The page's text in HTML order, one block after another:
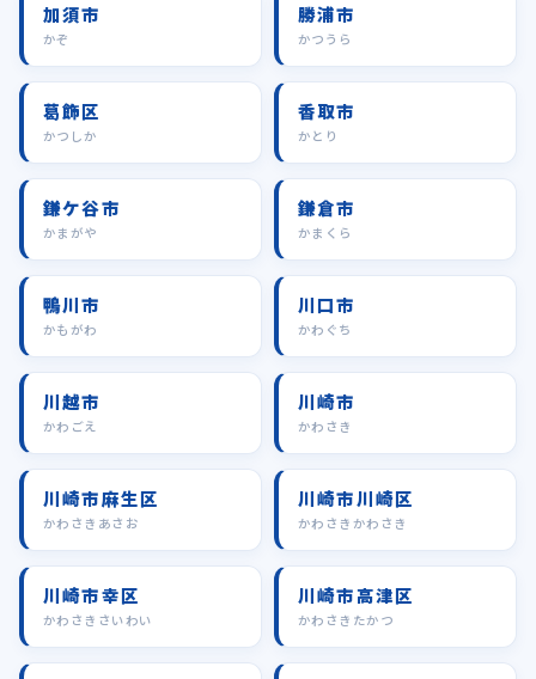
加須市
かぞ
勝浦市
かつうら
葛飾区
かつしか
香取市
かとり
鎌ケ谷市
かまがや
鎌倉市
かまくら
鴨川市
かもがわ
川口市
かわぐち
川越市
かわごえ
川崎市
かわさき
川崎市麻生区
かわさきあさお
川崎市川崎区
かわさきかわさき
川崎市幸区
かわさきさいわい
川崎市高津区
かわさきたかつ